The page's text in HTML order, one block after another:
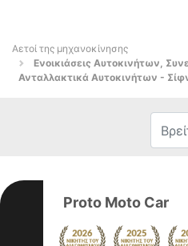
Αετοί της μηχανοκίνησης
Ενοικιάσεις Αυτοκινήτων,
Ανταλλακτικά Αυτοκινήτων -
Proto Moto Car